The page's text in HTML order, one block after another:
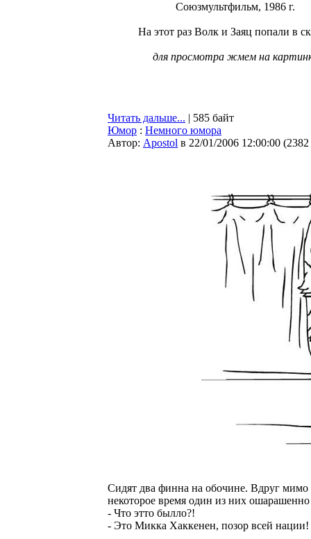
Союзмультфильм, 1986 г.
На этот раз Волк и Заяц попали в
для просмотра жмем на
Читать дальше... | 585 байт
Юмор : Немного юмора
Автор: Apostol в 22/01/2006 12:00:00 (
Сидят два финна на обочине. Вдруг
некоторое время один из них
- Что этто былло?!
- Это Микка Хаккенен, позор всей нации!